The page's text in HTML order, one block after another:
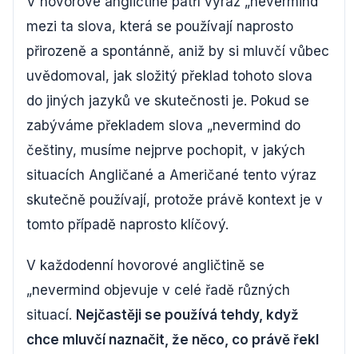
mezi ta slova, která se používají naprosto
přirozeně a spontánně, aniž by si mluvčí vůbec
uvědomoval, jak složitý překlad tohoto slova
do jiných jazyků ve skutečnosti je. Pokud se
zabýváme překladem slova „nevermind do
češtiny, musíme nejprve pochopit, v jakých
situacích Angličané a Američané tento výraz
skutečně používají, protože právě kontext je v
tomto případě naprosto klíčový.
V každodenní hovorové angličtině se
„nevermind objevuje v celé řadě různých
situací. Nejčastěji se používá tehdy, když
chce mluvčí naznačit, že něco, co právě řekl